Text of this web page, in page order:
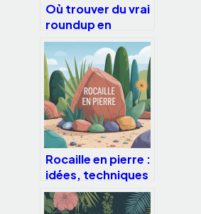
Où trouver du vrai
roundup en
france sans se
tromper
Rocaille en pierre :
idées, techniques
et conseils pour
un massif durable